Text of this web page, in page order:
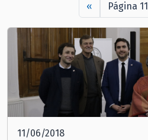
« Página 11
11/06/2018